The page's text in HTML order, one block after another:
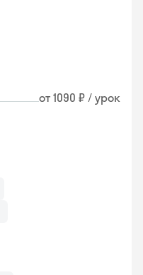
от 1090 ₽ / урок